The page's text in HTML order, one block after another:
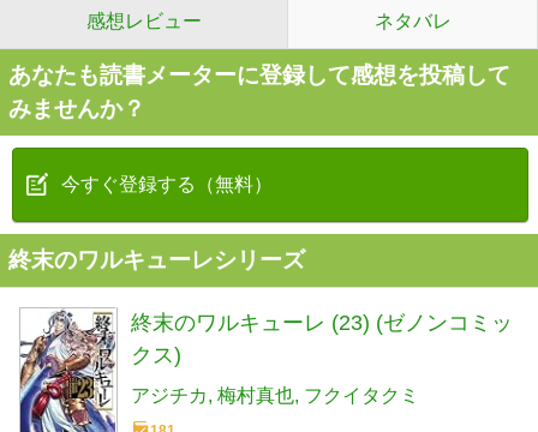
感想レビュー ネタバレ
あなたも読書メーターに登録して感想を投稿して
みませんか？
今すぐ登録する（無料）
終末のワルキューレシリーズ
終末のワルキューレ (23) (ゼノンコミッ
クス)
アジチカ 梅村真也 フクイタクミ